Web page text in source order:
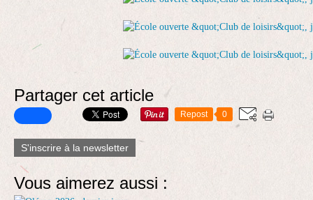
Partager cet article
Repost 0
S'inscrire à la newsletter
Vous aimerez aussi :